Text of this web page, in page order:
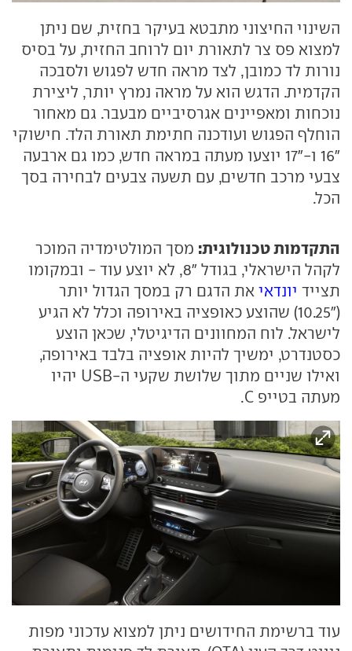
השינוי החיצוני מתבטא בעיקר בחזית, שם ניתן
למצוא פס צר לתאורת יום לרוחב החזית, על בסיס
נורות לד כמובן, לצד מראה חדש לפגוש ולסבכה
הקדמית. הדגש הוא על מראה נמרץ יותר, ליצירת
נוכחות ומאפיינים אגרסיביים מבעבר. גם מאחור
הוחלף הפגוש ועודכנה חתימת תאורת הלד. חישוקי
"16 ו-"17 יוצעו מעתה במראה חדש, כמו גם ארבעה
צבעי מרכב חדשים, עם תשעה צבעים לבחירה בסך
הכל.
התקדמות טכנולוגית: מסך המולטימדיה המוכר
לקהל הישראלי, בגודל "8, לא יוצע עוד - ובמקומו
תצייד יונדאי את הדגם רק במסך הגדול יותר
("10.25) שהוצע כאופציה באירופה וכלל לא הגיע
לישראל. לוח המחוונים הדיגיטלי, שכאן הוצע
כסטנדרט, ימשיך להיות אופציה בלבד באירופה,
ואילו שניים מתוך שלושת שקעי ה-USB יהיו
מעתה בטייפ C.
עוד ברשימת החידושים ניתן למצוא עדכוני מפות